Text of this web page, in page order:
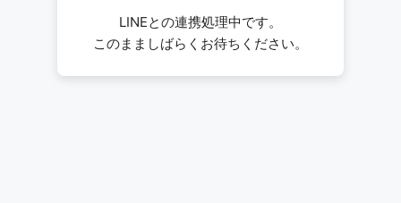
LINEとの連携処理中です。
このまましばらくお待ちください。